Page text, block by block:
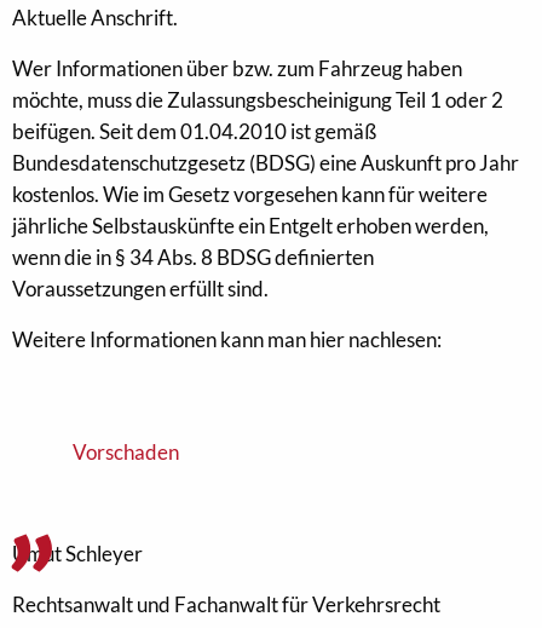
Aktuelle Anschrift.
Wer Informationen über bzw. zum Fahrzeug haben
möchte, muss die Zulassungsbescheinigung Teil 1 oder 2
beifügen. Seit dem 01.04.2010 ist gemäß
Bundesdatenschutzgesetz (BDSG) eine Auskunft pro Jahr
kostenlos. Wie im Gesetz vorgesehen kann für weitere
jährliche Selbstauskünfte ein Entgelt erhoben werden,
wenn die in § 34 Abs. 8 BDSG definierten
Voraussetzungen erfüllt sind.
Weitere Informationen kann man hier nachlesen:
Vorschaden
Umut Schleyer
Rechtsanwalt und Fachanwalt für Verkehrsrecht